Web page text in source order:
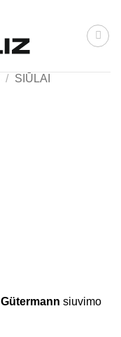
/ SIŪLAI
Gütermann siuvimo